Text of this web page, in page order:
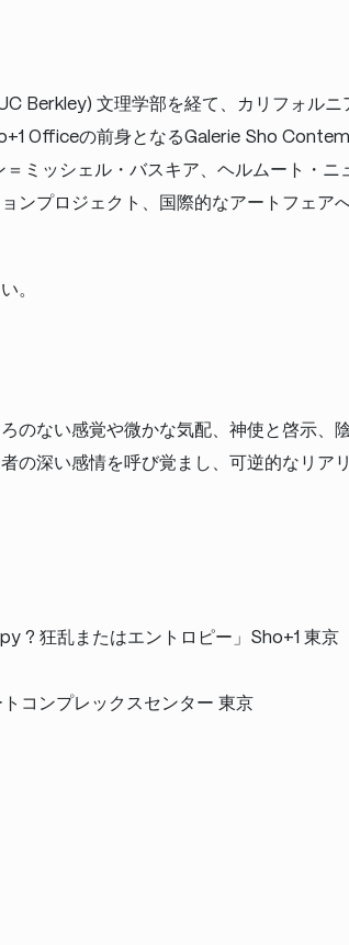
Berkley) 文理学部を経て、カリフォルニ
Officeの前身となるGalerie Sho
ミッシェル・バスキア、ヘルムート・ニ
ンプロジェクト、国際的なアートフェア
。
のない感覚や微かな気配、神使と啓示、
の深い感情を呼び覚まし、可逆的なリア
? 狂乱またはエントロピー」Sho+1 東京
コンプレックスセンター 東京